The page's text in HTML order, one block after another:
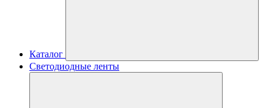
Каталог
Светодиодные ленты